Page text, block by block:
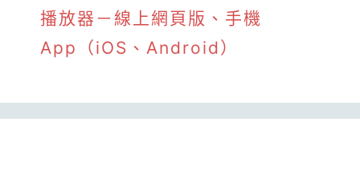
播放器－線上網頁版、手機
App（iOS、Android）